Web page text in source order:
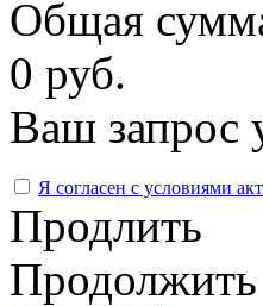
Общая
0 руб.
Ваш запрос
Я согласен с условиями
Продлить